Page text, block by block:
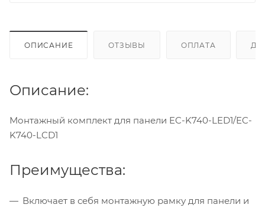
ОПИСАНИЕ ОТЗЫВЫ ОПЛАТА
Описание:
Монтажный комплект для панели EC-K740-LED1/EC-
K740-LCD1
Преимущества:
Включает в себя монтажную рамку для панели и